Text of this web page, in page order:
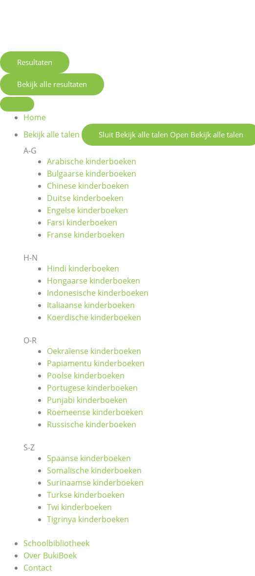
Resultaten
Bekijk alle resultaten
Home
Bekijk alle talen
Sluit Bekijk alle talen Open Bekijk alle talen
A-G
Arabische kinderboeken
Bulgaarse kinderboeken
Chinese kinderboeken
Duitse kinderboeken
Engelse kinderboeken
Farsi kinderboeken
Franse kinderboeken
H-N
Hindi kinderboeken
Hongaarse kinderboeken
Indonesische kinderboeken
Italiaanse kinderboeken
Koerdische kinderboeken
O-R
Oekraïense kinderboeken
Papiamentu kinderboeken
Poolse kinderboeken
Portugese kinderboeken
Punjabi kinderboeken
Roemeense kinderboeken
Russische kinderboeken
S-Z
Spaanse kinderboeken
Somalische kinderboeken
Surinaamse kinderboeken
Turkse kinderboeken
Twi kinderboeken
Tigrinya kinderboeken
Schoolbibliotheek
Over BukiBoek
Contact